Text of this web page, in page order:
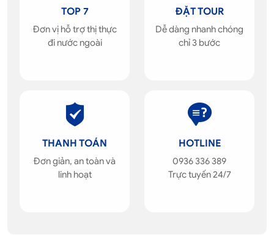
TOP 7
Đơn vị hỗ trợ thị thực
đi nước ngoài
ĐẶT TOUR
Dễ dàng nhanh chóng
chỉ 3 bước
THANH TOÁN
Đơn giản, an toàn và
linh hoạt
HOTLINE
0936 336 389
Trực tuyến 24/7